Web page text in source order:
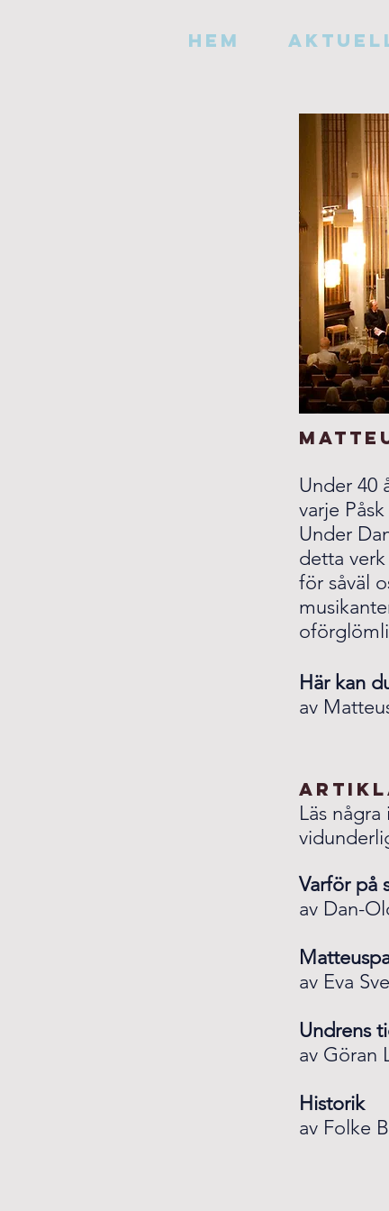
HEM
Under 40
varje
Under
detta
för såväl
Läs
Varför på
av Dan-
av Eva
Undrens
av Göran
Historik
av Folke
Här kan
av